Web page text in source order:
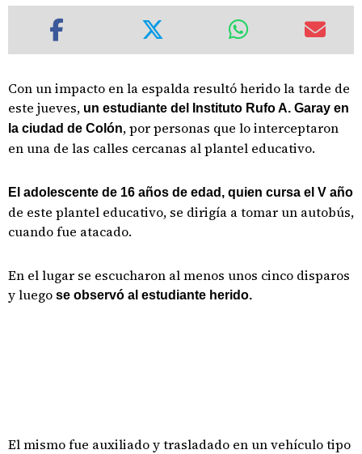
Con un impacto en la espalda resultó herido la tarde de
este jueves, un estudiante del Instituto Rufo A. Garay en
la ciudad de Colón, por personas que lo interceptaron
en una de las calles cercanas al plantel educativo.
El adolescente de 16 años de edad, quien cursa el V año
de este plantel educativo, se dirigía a tomar un autobús,
cuando fue atacado.
En el lugar se escucharon al menos unos cinco disparos
y luego se observó al estudiante herido.
El mismo fue auxiliado y trasladado en un vehículo tipo